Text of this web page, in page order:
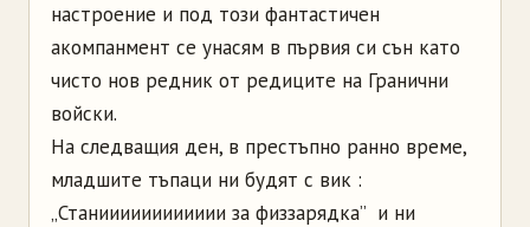
настроение и под този фантастичен
акомпанмент се унасям в първия си сън като
чисто нов редник от редиците на Гранични
войски.
На следващия ден, в престъпно ранно време,
младшите тъпаци ни будят с вик :
„Станииииииииииии за физзарядка” и ни